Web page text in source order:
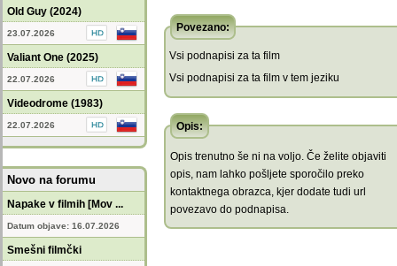
Old Guy (2024)
23.07.2026
Valiant One (2025)
22.07.2026
Videodrome (1983)
22.07.2026
Novo na forumu
Napake v filmih [Mov ...
Datum objave: 16.07.2026
Smešni filmčki
Povezano:
Vsi podnapisi za ta film
Vsi podnapisi za ta film v tem jeziku
Opis:
Opis trenutno še ni na voljo. Če želite objaviti
opis, nam lahko pošljete sporočilo preko
kontaktnega obrazca, kjer dodate tudi url
povezavo do podnapisa.